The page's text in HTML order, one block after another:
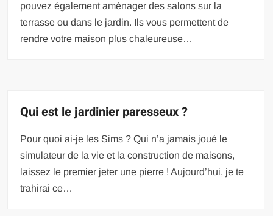
pouvez également aménager des salons sur la
terrasse ou dans le jardin. Ils vous permettent de
rendre votre maison plus chaleureuse…
Qui est le jardinier paresseux ?
Pour quoi ai-je les Sims ? Qui n’a jamais joué le
simulateur de la vie et la construction de maisons,
laissez le premier jeter une pierre ! Aujourd’hui, je te
trahirai ce…